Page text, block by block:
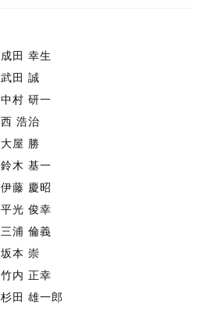
成田 幸生
武田 誠
中村 研一
西 浩治
大屋 勝
鈴木 基一
伊藤 慶昭
平光 俊幸
三浦 倫義
坂本 崇
竹内 正幸
杉田 雄一郎